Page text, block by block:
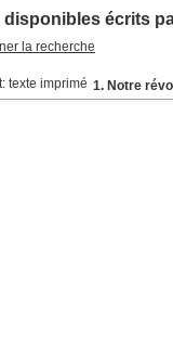
disponibles écrits
la recherche
1. Notre